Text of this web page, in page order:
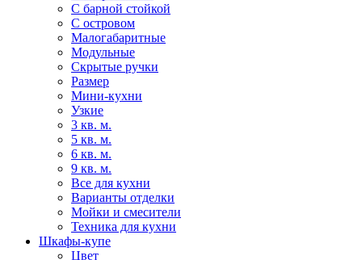
С барной стойкой
С островом
Малогабаритные
Модульные
Скрытые ручки
Размер
Мини-кухни
Узкие
3 кв. м.
5 кв. м.
6 кв. м.
9 кв. м.
Все для кухни
Варианты отделки
Мойки и смесители
Техника для кухни
Шкафы-купе
Цвет